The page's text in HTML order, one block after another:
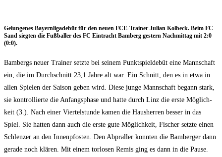
Gelun­ge­nes Bay­ern­li­ga­de­büt für den neu­en FCE-Trai­ner Juli­an Kol­beck. Beim FC
Sand sieg­ten die Fuß­bal­ler des FC Ein­tracht Bam­berg ges­tern Nach­mit­tag mit 2:0
(0:0).
Bam­bergs neu­er Trai­ner setz­te bei sei­nem Punkt­spiel­de­büt eine Mann­schaft
ein, die im Durch­schnitt 23,1 Jah­re alt war. Ein Schnitt, den es in etwa in
allen Spie­len der Sai­son geben wird. Die­se jun­ge Mann­schaft begann stark,
sie kon­trol­lier­te die Anfangs­pha­se und hat­te durch Linz die ers­te Mög­lich­
keit (3.). Nach einer Vier­tel­stun­de kamen die Haus­her­ren bes­ser in das
Spiel. Sie hat­ten dann auch die ers­te gute Mög­lich­keit, Fischer setz­te einen
Schlen­zer an den Innen­pfos­ten. Den Abpral­ler konn­ten die Bam­ber­ger dann
gera­de noch klä­ren. Mit einem tor­lo­sen Remis ging es dann in die Pau­se.